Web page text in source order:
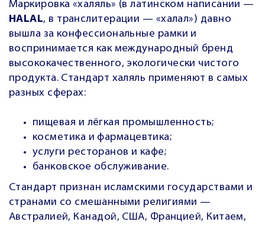
Маркировка «халяль» (в латинском написании —
HALAL, в транслитерации — «халал») давно
вышла за конфессиональные рамки и
воспринимается как международный бренд
высококачественного, экологически чистого
продукта. Стандарт халяль применяют в самых
разных сферах:
пищевая и лёгкая промышленность;
косметика и фармацевтика;
услуги ресторанов и кафе;
банковское обслуживание.
Стандарт признан исламскими государствами и
странами со смешанными религиями —
Австралией, Канадой, США, Францией, Китаем,